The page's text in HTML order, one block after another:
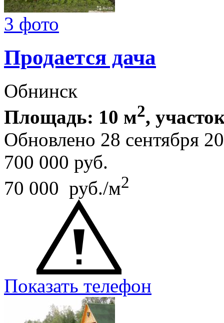
3 фото
Продается дача
Обнинск
Площадь: 10 м2,
Обновлено 28 сентября
700 000 руб.
70 000 руб./м2
Показать телефон